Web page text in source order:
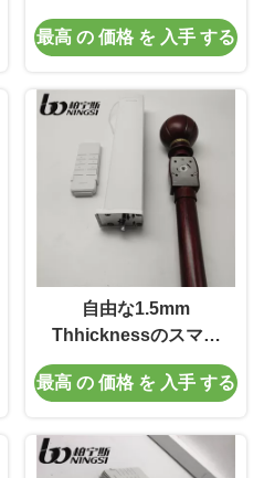
最高 の 価格 を 入手 する
自由な1.5mm
Thhicknessのスマー
トなカーテン・レール
折り曲げられる28mm
Nosie
最高 の 価格 を 入手 する